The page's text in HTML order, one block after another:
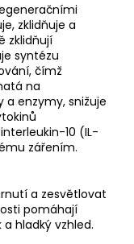
zklidňuje a
zklidňují
syntézu
čímž
na
enzymy, snižuje
10 (IL-
zářením.
a zesvětlovat
pomáhají
hladký vzhled.